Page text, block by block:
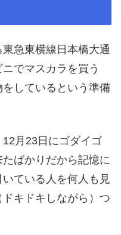
急東横線日本橋大通
でマスカラを買う
しているという準備
月23日にゴダイゴ
ばかりだから記憶に
ている人を何人も見
キドキしながら）つ